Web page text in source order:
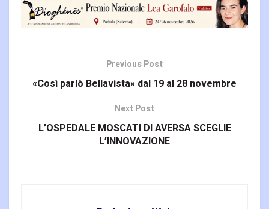
Previous Post
«Così parlò Bellavista» dal 19 al 28 novembre
Next Post
L’OSPEDALE MOSCATI DI AVERSA SCEGLIE
L’INNOVAZIONE